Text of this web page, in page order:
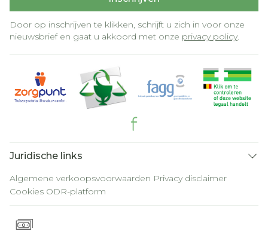
Door op inschrijven te klikken, schrijft u zich in voor onze
nieuwsbrief en gaat u akkoord met onze privacy policy.
Juridische links
Algemene verkoopsvoorwaarden Privacy disclaimer
Cookies ODR-platform